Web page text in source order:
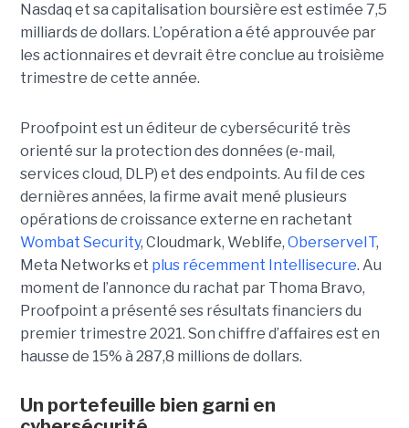
Nasdaq et sa capitalisation boursière est estimée 7,5
milliards de dollars. L’opération a été approuvée par
les actionnaires et devrait être conclue au troisième
trimestre de cette année.
Proofpoint est un éditeur de cybersécurité très
orienté sur la protection des données (e-mail,
services cloud, DLP) et des endpoints. Au fil de ces
dernières années, la firme avait mené plusieurs
opérations de croissance externe en rachetant
Wombat Security, Cloudmark, Weblife, OberserveIT,
Meta Networks et plus récemment Intellisecure. Au
moment de l’annonce du rachat par Thoma Bravo,
Proofpoint a présenté ses résultats financiers du
premier trimestre 2021. Son chiffre d’affaires est en
hausse de 15% à 287,8 millions de dollars.
Un portefeuille bien garni en